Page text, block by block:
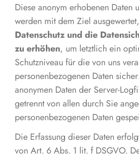
Diese anonym erhobenen Daten
werden mit dem Ziel
Datenschutz und die
zu erhöhen, um letztlich ein
Schutzniveau für die von uns
personenbezogenen Daten
anonymen Daten der Server-
getrennt von allen durch Sie
personenbezogenen Daten
Die Erfassung dieser Daten
von Art. 6 Abs. 1 lit. f DSGVO.